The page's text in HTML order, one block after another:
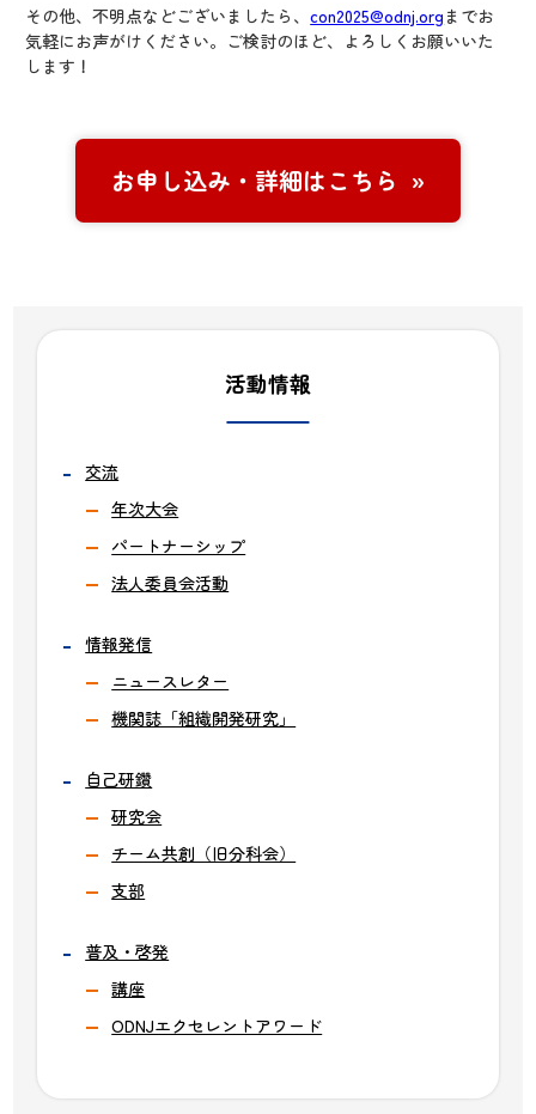
その他、不明点などございましたら、con2025@odnj.org までお
気軽にお声がけください。ご検討のほど、よろしくお願いいた
します！
お申し込み・詳細はこちら
活動情報
交流
年次大会
パートナーシップ
法人委員会活動
情報発信
ニュースレター
機関誌「組織開発研究」
自己研鑽
研究会
チーム共創（旧分科会）
支部
普及・啓発
講座
ODNJエクセレントアワード